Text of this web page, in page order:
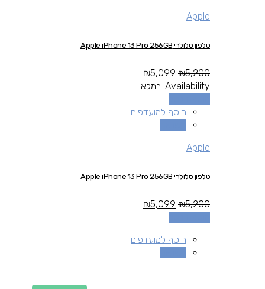
Apple
טלפון סלולרי Apple iPhone 13 Pro 256GB
₪5,200
₪5,099
Availability: במלאי
הוסף למועדפים
Apple
טלפון סלולרי Apple iPhone 13 Pro 256GB
₪5,200
₪5,099
הוסף למועדפים